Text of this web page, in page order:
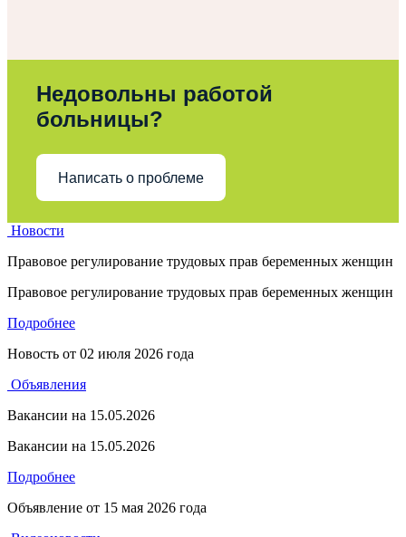
Недовольны работой
больницы?
Написать о проблеме
Новости
Правовое регулирование трудовых прав беременных женщин
Правовое регулирование трудовых прав беременных женщин
Подробнее
Новость от 02 июля 2026 года
Объявления
Вакансии на 15.05.2026
Вакансии на 15.05.2026
Подробнее
Объявление от 15 мая 2026 года